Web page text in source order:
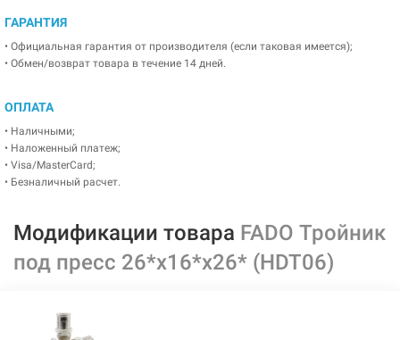
ГАРАНТИЯ
• Официальная гарантия от производителя (если таковая имеется);
• Обмен/возврат товара в течение 14 дней.
ОПЛАТА
• Наличными;
• Наложенный платеж;
• Visa/MasterCard;
• Безналичный расчет.
Модификации товара FADO Тройник
под пресс 26*х16*x26* (HDT06)